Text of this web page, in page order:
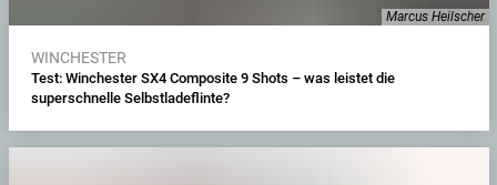
Marcus Heilscher
WINCHESTER
Test: Winchester SX4 Composite 9 Shots – was leistet die
superschnelle Selbstladeflinte?